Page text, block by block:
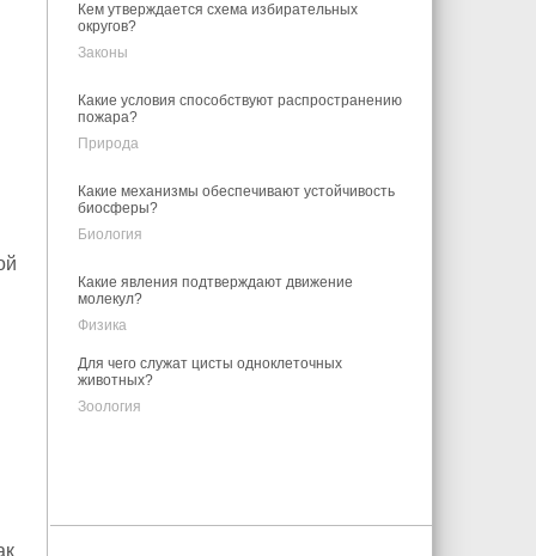
Кем утверждается схема избирательных
округов?
Законы
Какие условия способствуют распространению
пожара?
Природа
Какие механизмы обеспечивают устойчивость
биосферы?
Биология
Какие явления подтверждают движение
молекул?
Физика
Для чего служат цисты одноклеточных
животных?
Зоология